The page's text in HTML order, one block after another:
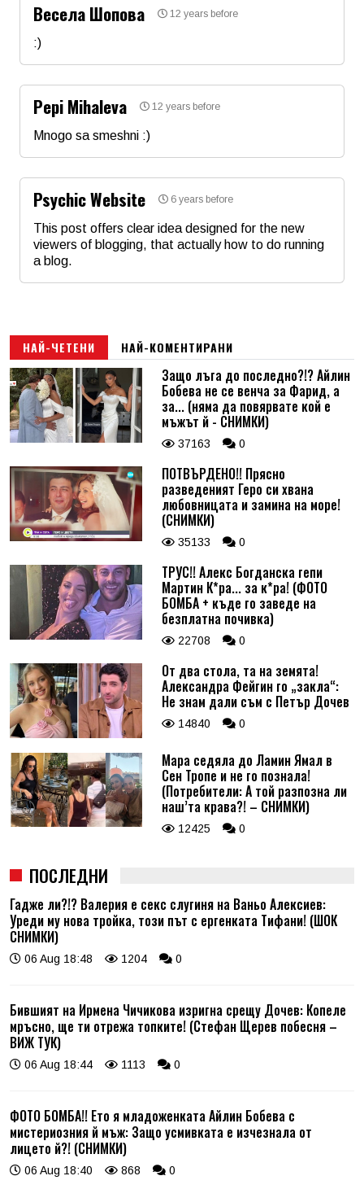
Весела Шопова
12 years before
:)
Email
Коментар*
Pepi Mihaleva 12 years before
Mnogo sa smeshni :)
Email
Psychic Website 6 years before
This post offers clear idea designed for the new
viewers of blogging, that actually how to do running
a blog.
Email
Коментар*
НАЙ-ЧЕТЕНИ НАЙ-КОМЕНТИРАНИ
Защо лъга до последно?!? Айлин
Бобева не се венча за Фарид, а
за... (няма да повярвате кой е
мъжът й - СНИМКИ)
37163 0
ПОТВЪРДЕНО!! Прясно
разведеният Геро си хвана
любовницата и замина на море!
(СНИМКИ)
35133 0
ТРУС!! Алекс Богданска гепи
Мартин К*ра... за к*ра! (ФОТО
БОМБА + къде го заведе на
безплатна почивка)
22708 0
От два стола, та на земята!
Александра Фейгин го „закла“:
Не знам дали съм с Петър Дочев
14840 0
Мара седяла до Ламин Ямал в
Сен Тропе и не го познала!
(Потребители: А той разпозна ли
наш’та крава?! – СНИМКИ)
12425 0
ПОСЛЕДНИ
Гадже ли?!? Валерия е секс слугиня на Ваньо Алексиев:
Уреди му нова тройка, този път с ергенката Тифани! (ШОК
СНИМКИ)
06 Aug 18:48 1204 0
Бившият на Ирмена Чичикова изригна срещу Дочев: Копеле
мръсно, ще ти отрежа топките! (Стефан Щерев побесня –
ВИЖ ТУК)
06 Aug 18:44 1113 0
ФОТО БОМБА!! Ето я младоженката Айлин Бобева с
мистериозния й мъж: Защо усмивката е изчезнала от
лицето й?! (СНИМКИ)
06 Aug 18:40 868 0